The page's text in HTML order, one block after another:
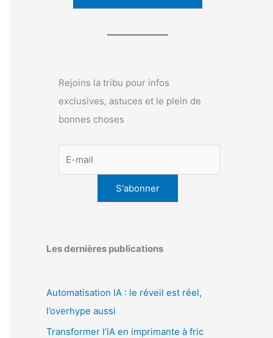
Rejoins la tribu pour infos
exclusives, astuces et le plein de
bonnes choses
Les dernières publications
Automatisation IA : le réveil est réel,
l’overhype aussi
Transformer l’IA en imprimante à fric